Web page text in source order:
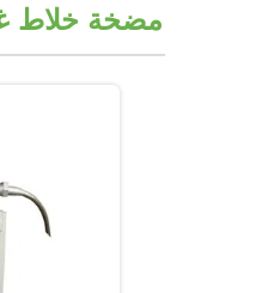
مضخة خلاط